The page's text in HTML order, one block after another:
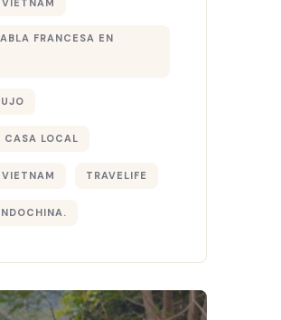
FRANCESA EN
CASA LOCAL
TRAVELIFE